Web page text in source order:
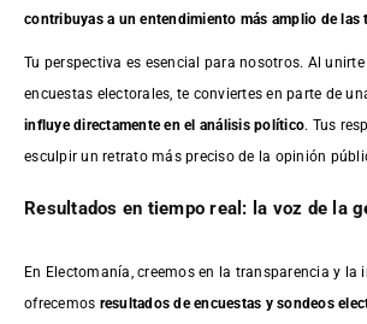
contribuyas a un entendimiento más amplio de las
Tu perspectiva es esencial para nosotros. Al
encuestas electorales, te conviertes en parte de
influye directamente en el análisis político. Tus
esculpir un retrato más preciso de la opinión
Resultados en tiempo real: la voz de la
En Electomanía, creemos en la transparencia y la
ofrecemos resultados deencuestas y sondeos